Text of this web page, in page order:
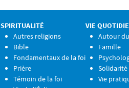
SPIRITUALITÉ
Autres religions
Bible
Fondamentaux de la foi
Prière
Témoin de la foi
VIE
Autour
Famille
Solidarité
Vie